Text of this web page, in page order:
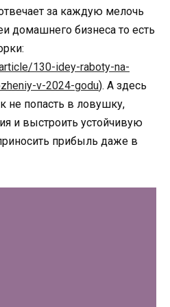
за каждую мелочь
домашнего бизнеса то есть
130-idey-raboty-na-
v-2024-godu). А здесь
не попасть в ловушку,
и выстроить устойчивую
прибыль даже в